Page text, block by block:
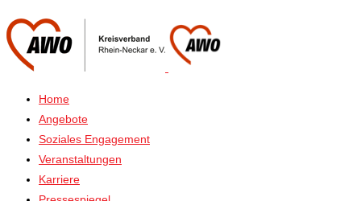
Home
Angebote
Soziales Engagement
Veranstaltungen
Karriere